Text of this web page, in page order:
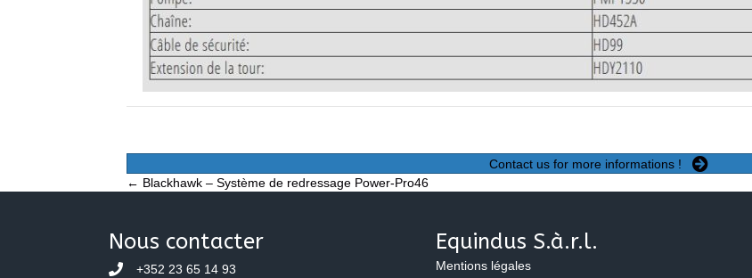
Contact us for more informations !
Posts
navigation
← Blackhawk – Système de redressage Power-Pro46
Nous contacter
+352 23 65 14 93
Equindus S.à.r.l.
Mentions légales